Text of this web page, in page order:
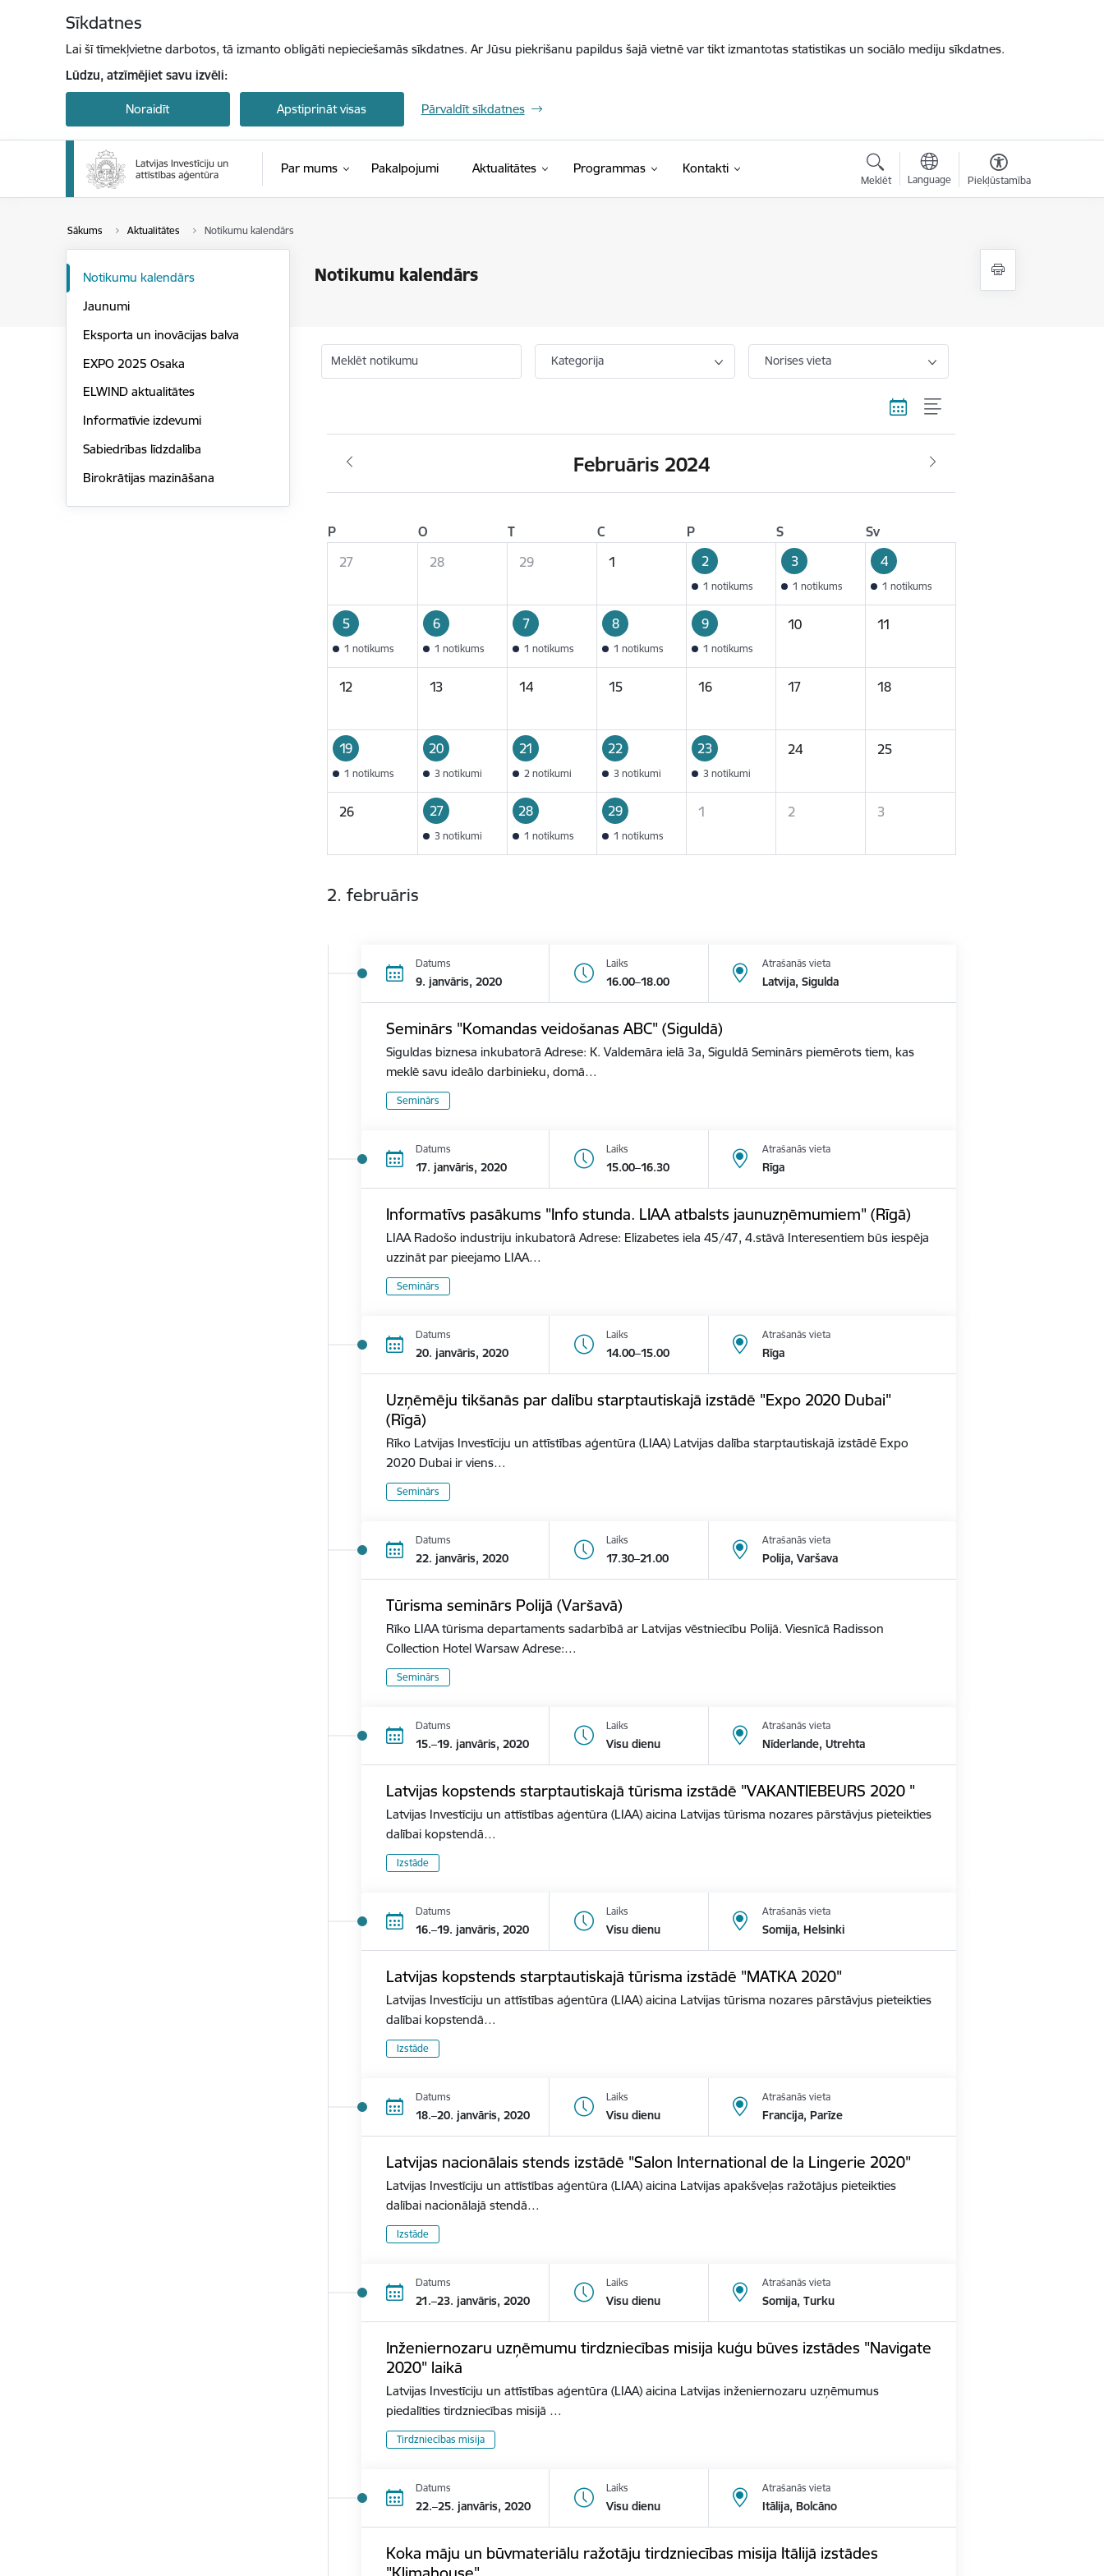
Sīkdatnes
Lai šī tīmekļvietne darbotos, tā izmanto obligāti nepieciešamās sīkdatnes. Ar Jūsu piekrišanu papildus šajā vietnē var tikt izmantotas statistikas un sociālo mediju sīkdatnes.
Lūdzu, atzīmējiet savu izvēli:
Noraidīt Apstiprināt visas Pārvaldīt sīkdatnes
Par mums Pakalpojumi Aktualitātes Programmas Kontakti
Meklēt Language Piekļūstamība
Sākums Aktualitātes Notikumu kalendārs
Notikumu kalendārs
Notikumu kalendārs
Jaunumi
Eksporta un inovācijas balva
EXPO 2025 Osaka
ELWIND aktualitātes
Informatīvie izdevumi
Sabiedrības līdzdalība
Birokrātijas mazināšana
Meklēt notikumu Kategorija Norises vieta
Februāris 2024
P O T C P S
Sv
27
28 29 1 2
1 notikums
3
1 notikums
4
1 notikums
5
1 notikums
6
1 notikums
7
1 notikums
8
1 notikums
9
1 notikums
10 11
12 13 14 15 16 17 18
19
1 notikums
20
3 notikumi
21
2 notikumi
22
3 notikumi
23
3 notikumi
24 25
26 27
3 notikumi
28
1 notikums
29
1 notikums
1 2 3
2. februāris
Datums
9. janvāris, 2020
Laiks
16.00–18.00
Atrašanās vieta
Latvija, Sigulda
Seminārs "Komandas veidošanas ABC" (Siguldā)
Siguldas biznesa inkubatorā Adrese: K. Valdemāra ielā 3a, Siguldā Seminārs piemērots tiem, kas
meklē savu ideālo darbinieku, domā…
Seminārs
Datums
17. janvāris, 2020
Laiks
15.00–16.30
Atrašanās vieta
Rīga
Informatīvs pasākums "Info stunda. LIAA atbalsts jaunuzņēmumiem" (Rīgā)
LIAA Radošo industriju inkubatorā Adrese: Elizabetes iela 45/47, 4.stāvā Interesentiem būs iespēja
uzzināt par pieejamo LIAA…
Seminārs
Datums
20. janvāris, 2020
Laiks
14.00–15.00
Atrašanās vieta
Rīga
Uzņēmēju tikšanās par dalību starptautiskajā izstādē "Expo 2020 Dubai"
(Rīgā)
Rīko Latvijas Investīciju un attīstības aģentūra (LIAA) Latvijas dalība starptautiskajā izstādē Expo
2020 Dubai ir viens…
Seminārs
Datums
22. janvāris, 2020
Laiks
17.30–21.00
Atrašanās vieta
Polija, Varšava
Tūrisma seminārs Polijā (Varšavā)
Rīko LIAA tūrisma departaments sadarbībā ar Latvijas vēstniecību Polijā. Viesnīcā Radisson
Collection Hotel Warsaw Adrese:…
Seminārs
Datums
15.–19. janvāris, 2020
Laiks
Visu dienu
Atrašanās vieta
Nīderlande, Utrehta
Latvijas kopstends starptautiskajā tūrisma izstādē "VAKANTIEBEURS 2020 "
Latvijas Investīciju un attīstības aģentūra (LIAA) aicina Latvijas tūrisma nozares pārstāvjus pieteikties
dalībai kopstendā…
Izstāde
Datums
16.–19. janvāris, 2020
Laiks
Visu dienu
Atrašanās vieta
Somija, Helsinki
Latvijas kopstends starptautiskajā tūrisma izstādē "MATKA 2020"
Latvijas Investīciju un attīstības aģentūra (LIAA) aicina Latvijas tūrisma nozares pārstāvjus pieteikties
dalībai kopstendā…
Izstāde
Datums
18.–20. janvāris, 2020
Laiks
Visu dienu
Atrašanās vieta
Francija, Parīze
Latvijas nacionālais stends izstādē "Salon International de la Lingerie 2020"
Latvijas Investīciju un attīstības aģentūra (LIAA) aicina Latvijas apakšveļas ražotājus pieteikties
dalībai nacionālajā stendā…
Izstāde
Datums
21.–23. janvāris, 2020
Laiks
Visu dienu
Atrašanās vieta
Somija, Turku
Inženiernozaru uzņēmumu tirdzniecības misija kuģu būves izstādes "Navigate
2020" laikā
Latvijas Investīciju un attīstības aģentūra (LIAA) aicina Latvijas inženiernozaru uzņēmumus
piedalīties tirdzniecības misijā …
Tirdzniecības misija
Datums
22.–25. janvāris, 2020
Laiks
Visu dienu
Atrašanās vieta
Itālija, Bolcāno
Koka māju un būvmateriālu ražotāju tirdzniecības misija Itālijā izstādes